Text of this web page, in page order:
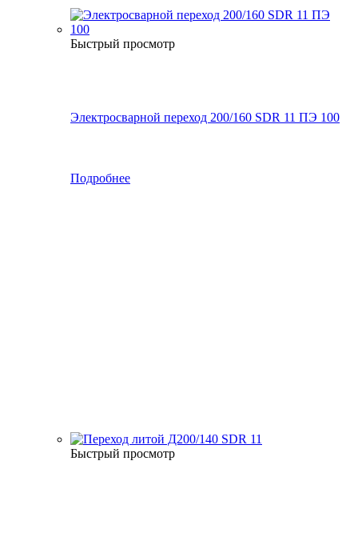
Быстрый просмотр
Электросварной переход 200/160 SDR 11 ПЭ 100
Подробнее
Быстрый просмотр